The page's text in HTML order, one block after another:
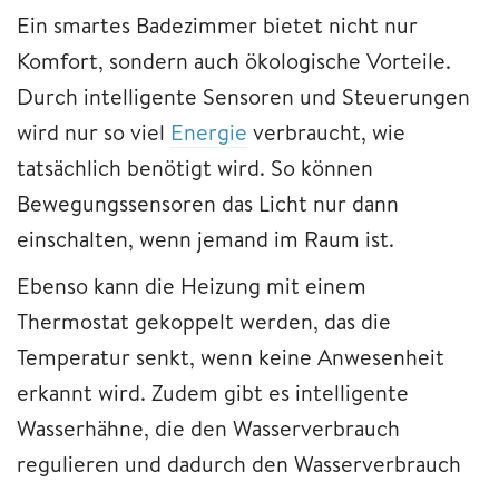
Ein smartes Badezimmer bietet nicht nur
Komfort, sondern auch ökologische Vorteile.
Durch intelligente Sensoren und Steuerungen
wird nur so viel Energie verbraucht, wie
tatsächlich benötigt wird. So können
Bewegungssensoren das Licht nur dann
einschalten, wenn jemand im Raum ist.
Ebenso kann die Heizung mit einem
Thermostat gekoppelt werden, das die
Temperatur senkt, wenn keine Anwesenheit
erkannt wird. Zudem gibt es intelligente
Wasserhähne, die den Wasserverbrauch
regulieren und dadurch den Wasserverbrauch